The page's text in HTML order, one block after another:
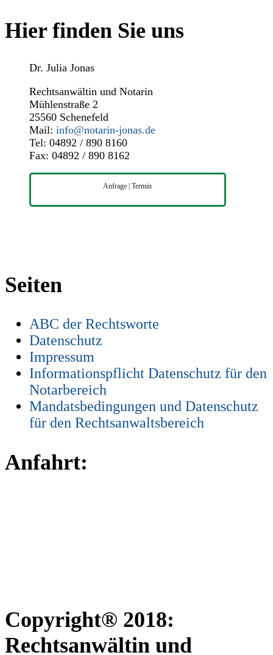
Hier finden Sie uns
Dr. Julia Jonas
Rechtsanwältin und Notarin
Mühlenstraße 2
25560 Schenefeld
Mail: info@notarin-jonas.de
Tel: 04892 / 890 8160
Fax: 04892 / 890 8162
Anfrage | Termin
Seiten
ABC der Rechtsworte
Datenschutz
Impressum
Informationspflicht Datenschutz für den
Notarbereich
Mandatsbedingungen und Datenschutz
für den Rechtsanwaltsbereich
Anfahrt:
Copyright® 2018:
Rechtsanwältin und